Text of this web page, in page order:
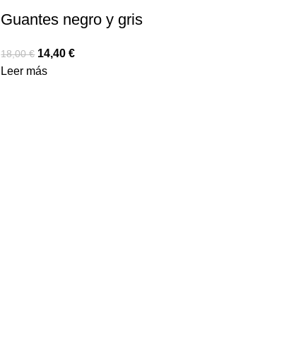
Guantes negro y gris
18,00€ 14,40€
Leer más